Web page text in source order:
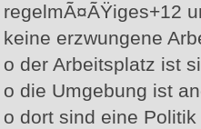
regelmÃ¤ÃŸiges+12
keine erzwungene
o der Arbeitsplatz ist
o die Umgebung ist
o dort sind eine